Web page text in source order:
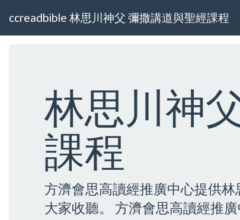
ccreadbible 林思川神父 彌撒講道與聖經課程
林思川神
課程
方濟會思高讀經推廣中心提供
大家收聽。 方濟會思高讀經推